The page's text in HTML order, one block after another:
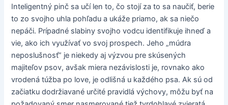
Inteligentný pinč sa učí len to, čo stojí za to sa naučiť, berie
to zo svojho uhla pohľadu a ukáže priamo, ak sa niečo
nepáči. Prípadné slabiny svojho vodcu identifikuje ihneď a
vie, ako ich využívať vo svoj prospech. Jeho „múdra
neposlušnosť” je niekedy aj výzvou pre skúsených
majiteľov psov, avšak miera nezávislosti je, rovnako ako
vrodená túžba po love, je odlišná u každého psa. Ak sú od
začiatku dodržiavané určité pravidlá výchovy, môžu byť na